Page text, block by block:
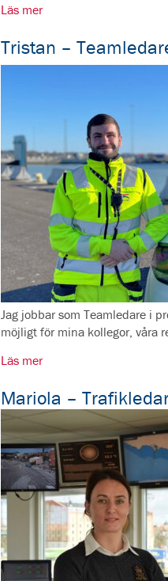
Läs mer
Tristan –
Jag jobbar som Teamledare i
möjligt för mina kollegor, våra
Läs mer
Mariola –